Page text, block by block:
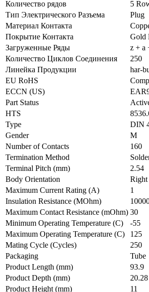
Количество рядов
5
Тип Электрического Разъема
Plug
Материал Контакта
Покрытие Контакта
Gold
Загруженные Ряды
z + a
Количество Циклов Соединения
250
Линейка Продукции
har-
EU RoHS
ECCN (US)
Part Status
HTS
Type
DIN
Gender
M
Number of Contacts
160
Termination Method
Terminal Pitch (mm)
2.54
Body Orientation
Maximum Current Rating (A)
1
Insulation Resistance (MOhm)
Maximum Contact Resistance (mOhm) 30
Minimum Operating Temperature (C)
-55
Maximum Operating Temperature (C)
125
Mating Cycle (Cycles)
250
Packaging
Tube
Product Length (mm)
93.9
Product Depth (mm)
20.28
Product Height (mm)
11